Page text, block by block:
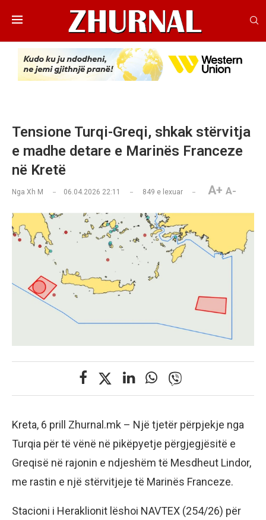
Tensione Turqi-Greqi, shkak stërvitja
e madhe detare e Marinës Franceze
në Kretë
Nga Xh M 06.04.2026 22:11 849 e lexuar A+ A-
Kreta, 6 prill Zhurnal.mk – Një tjetër përpjekje nga
Turqia për të vënë në pikëpyetje përgjegjësitë e
Greqisë në rajonin e ndjeshëm të Mesdheut Lindor,
me rastin e një stërvitjeje të Marinës Franceze.
Stacioni i Heraklionit lëshoi ​​NAVTEX (254/26) për